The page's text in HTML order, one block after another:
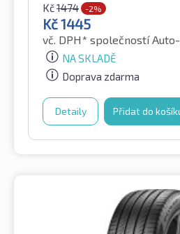
Kč1474 -2%
Kč1445
vč. DPH* společností
NA SKLADĚ
Doprava zdarma
Detaily Přidat do